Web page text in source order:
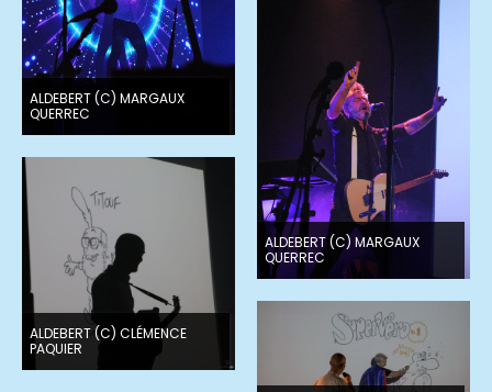
ALDEBERT (C) MARGAUX
QUERREC
ALDEBERT (C) MARGAUX
QUERREC
ALDEBERT (C) CLÉMENCE
PAQUIER